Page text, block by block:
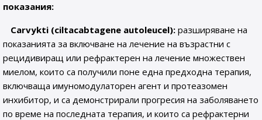
показания:
Carvykti (ciltacabtagene autoleucel): разширяване на
показанията за включване на лечение на възрастни с
рецидивиращ или рефрактерен на лечение множествен
миелом, които са получили поне една предходна терапия,
включваща имуномодулаторен агент и протеазомен
инхибитор, и са демонстрирали прогресия на заболяването
по време на последната терапия, и които са рефрактерни